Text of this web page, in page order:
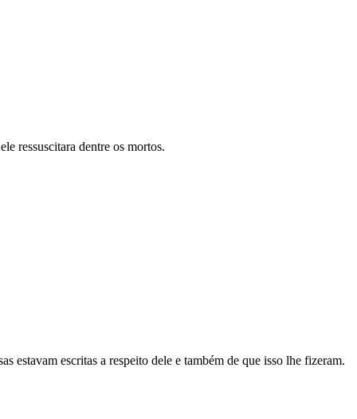
ressuscitara dentre os mortos.
estavam escritas a respeito dele e também de que isso lhe fizeram.